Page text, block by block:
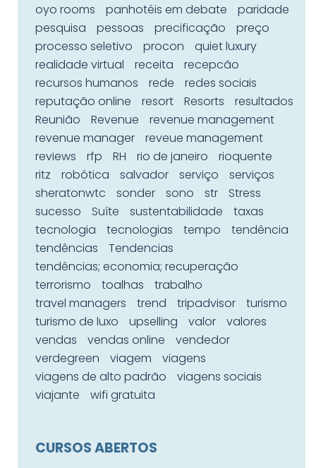
oyo rooms
panhotéis em debate
paridade
pesquisa
pessoas precificação
preço
processo seletivo
procon
quiet luxury
realidade virtual
receita
recepcão
recursos humanos
rede
redes sociais
reputação online
resort Resorts
resultados
Reunião
Revenue
revenue management
revenue manager
reveue management
reviews
rfp RH rio de janeiro
rioquente
ritz
robótica salvador serviço
serviços
sheratonwtc
sonder sono str
Stress
sucesso
Suíte sustentabilidade
taxas
tecnologia
tecnologias tempo
tendência
tendências
Tendencias
tendências; economia; recuperação
terrorismo
toalhas
trabalho
travel managers
trend tripadvisor
turismo
turismo de luxo
upselling valor
valores
vendas
vendas online
vendedor
verdegreen
viagem
viagens
viagens de alto padrão
viagens sociais
viajante
wifi gratuita
CURSOS ABERTOS